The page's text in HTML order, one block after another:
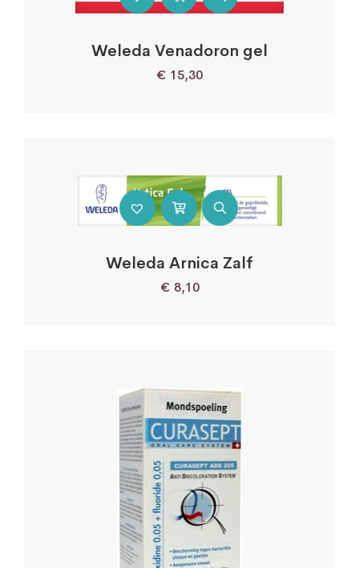
Weleda Venadoron gel
€ 15,30
Weleda Arnica Zalf
€ 8,10